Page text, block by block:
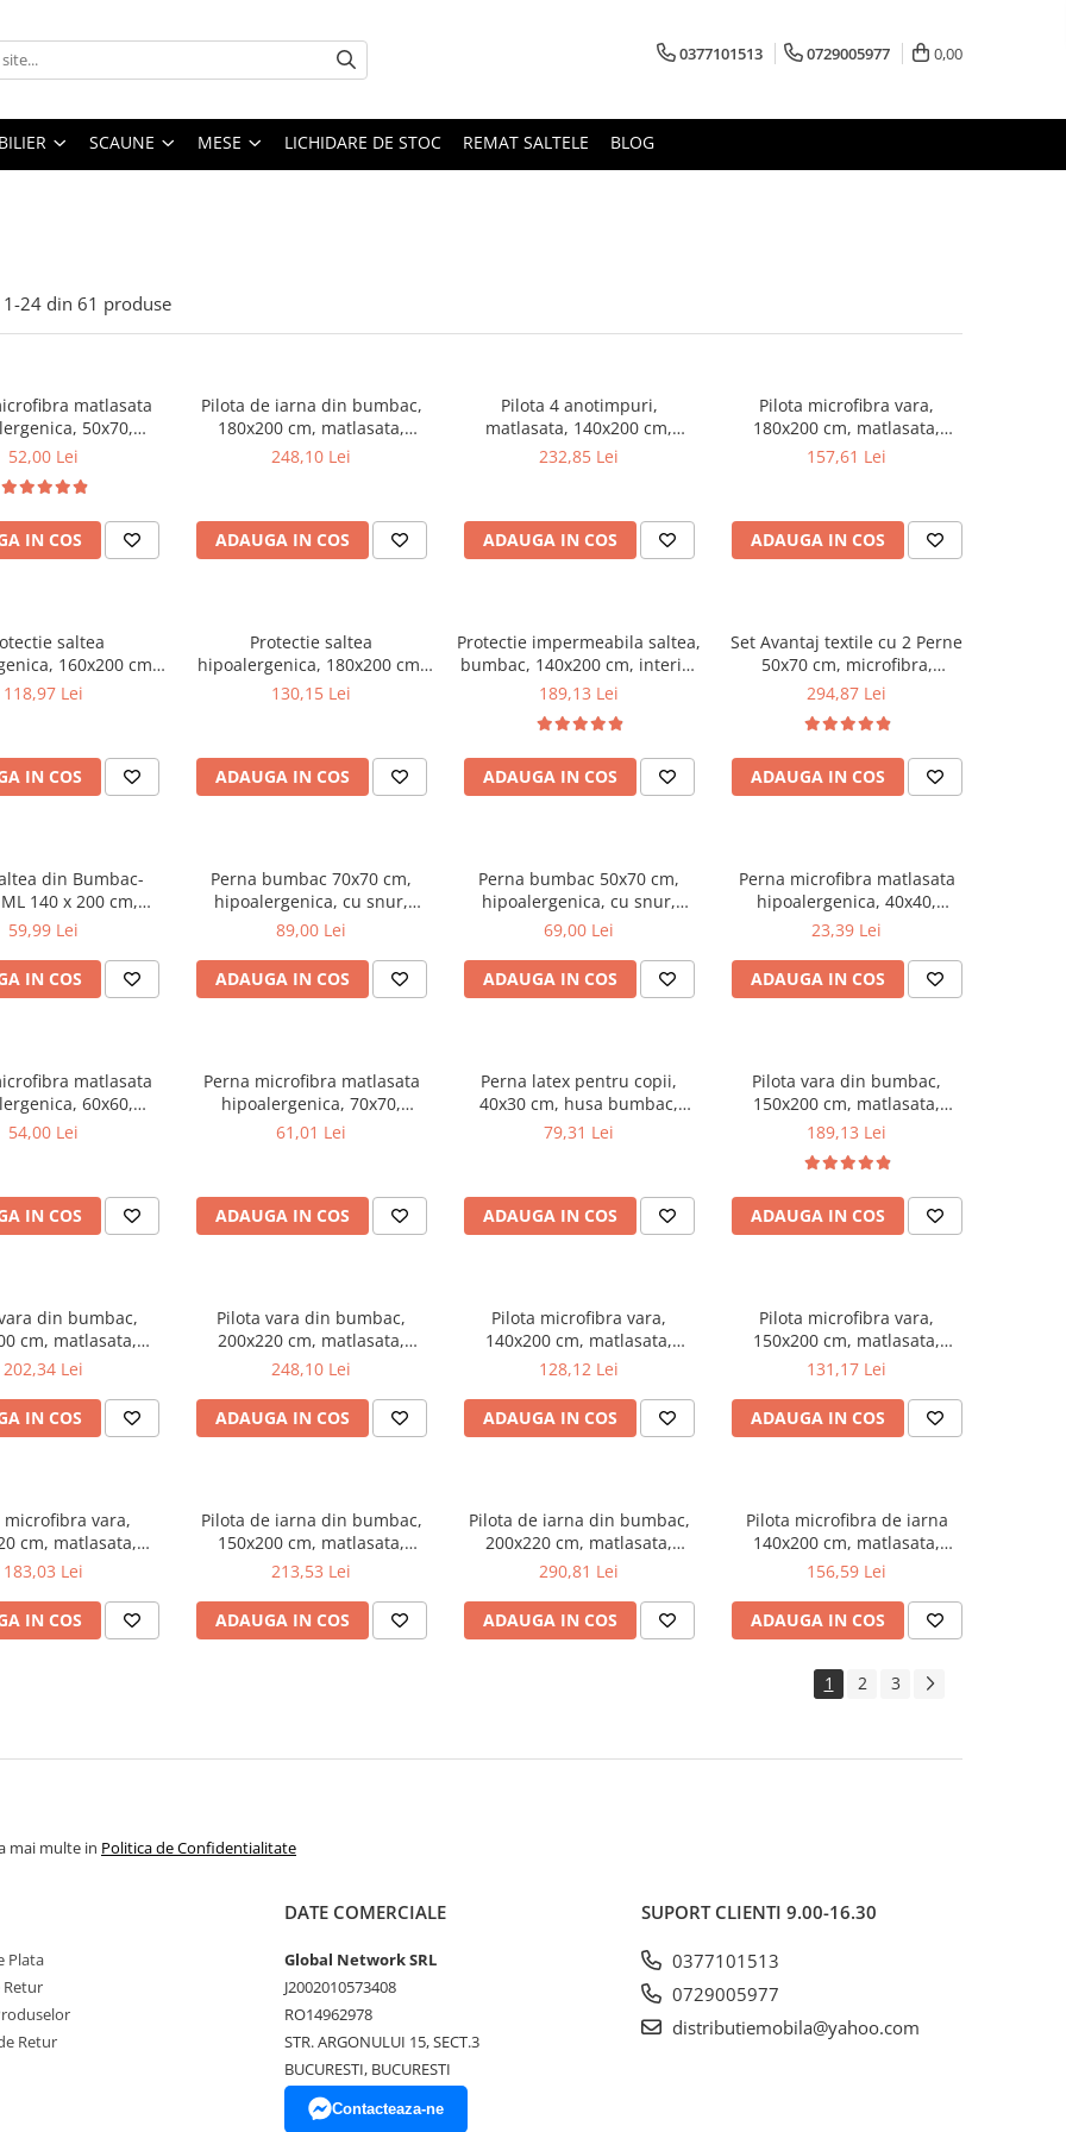
0377101513 0729005977 0,00
SCAUNE MESE LICHIDARE DE STOC REMAT SALTELE BLOG
1-24 din 61 produse
matlasata
50x70,
bilute siliconizate,
52,00 Lei
IN COS
Pilota de iarna din bumbac,
180x200 cm, matlasata,
umplutura bilute siliconizate,
248,10 Lei
ADAUGA IN COS
Pilota 4 anotimpuri,
matlasata, 140x200 cm,
umplutura bilute siliconizate,
95°C, alb
232,85 Lei
ADAUGA IN COS
Pilota microfibra vara,
180x200 cm, matlasata,
hipoalergenica, usoara,
95°C, alb
157,61 Lei
ADAUGA IN COS
saltea
160x200 cm,
matlasata
118,97 Lei
IN COS
Protectie saltea
hipoalergenica, 180x200 cm,
colturi rotunjite, matlasata
130,15 Lei
ADAUGA IN COS
Protectie impermeabila saltea,
bumbac, 140x200 cm, interior
poliuretan, lavabila la 90°C,
189,13 Lei
ADAUGA IN COS
Set Avantaj textile cu 2 Perne
50x70 cm, microfibra,
umplutura fibra siliconizata,
140x200 cm, matlasata
ultrasonic si pilota iarna
180x200 cm, antialergenica,
alb
294,87 Lei
ADAUGA IN COS
din Bumbac-
140 x 200 cm,
40°C, prindere cu
59,99 Lei
IN COS
Perna bumbac 70x70 cm,
hipoalergenica, cu snur,
umplutura bilute siliconizate,
89,00 Lei
ADAUGA IN COS
Perna bumbac 50x70 cm,
hipoalergenica, cu snur,
umplutura bilute siliconizate,
69,00 Lei
ADAUGA IN COS
Perna microfibra matlasata
hipoalergenica, 40x40,
umplutura bilute siliconizate,
23,39 Lei
ADAUGA IN COS
matlasata
60x60,
bilute siliconizate,
54,00 Lei
IN COS
Perna microfibra matlasata
hipoalergenica, 70x70,
umplutura bilute siliconizate,
61,01 Lei
ADAUGA IN COS
Perna latex pentru copii,
40x30 cm, husa bumbac,
antialergenica,
79,31 Lei
ADAUGA IN COS
Pilota vara din bumbac,
150x200 cm, matlasata,
umplutura bilute siliconizate,
90°C, alb
189,13 Lei
ADAUGA IN COS
din bumbac,
cm, matlasata,
bilute siliconizate,
90°C, alb
202,34 Lei
IN COS
Pilota vara din bumbac,
200x220 cm, matlasata,
umplutura bilute siliconizate,
90°C, alb
248,10 Lei
ADAUGA IN COS
Pilota microfibra vara,
140x200 cm, matlasata,
hipoalergenica, usoara,
densitate 200 g/m², lavabila la
95°C, alb
128,12 Lei
ADAUGA IN COS
Pilota microfibra vara,
150x200 cm, matlasata,
hipoalergenica, usoara,
densitate 200 g/m², lavabila la
95°C, alb
131,17 Lei
ADAUGA IN COS
microfibra vara,
cm, matlasata,
usoara,
g/m², lavabila la
95°C, alb
183,03 Lei
IN COS
Pilota de iarna din bumbac,
150x200 cm, matlasata,
umplutura bilute siliconizate,
95°C, alb
213,53 Lei
ADAUGA IN COS
Pilota de iarna din bumbac,
200x220 cm, matlasata,
umplutura bilute siliconizate,
95°C, alb
290,81 Lei
ADAUGA IN COS
Pilota microfibra de iarna
140x200 cm, matlasata,
umplutura bilute siliconizate,
g/m², lavabila la 95°C, alb
156,59 Lei
ADAUGA IN COS
1 2 3
mai multe in Politica de Confidentialitate
Plata
Retur
Retur
DATE COMERCIALE
Global Network SRL
J2002010573408
RO14962978
STR. ARGONULUI 15, SECT.3
BUCURESTI, BUCURESTI
Contacteaza-ne
SUPORT CLIENTI 9.00-16.30
0377101513
0729005977
distributiemobila@yahoo.com